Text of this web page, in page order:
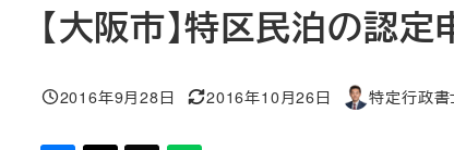
【大阪市】特区民泊の認
投稿日
2016年9月28日
更新日
2016年10月26日
著
特定行政